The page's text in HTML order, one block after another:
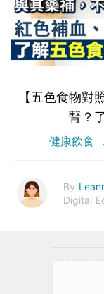
【五色食物對
腎？
健康飲食
By
Digital